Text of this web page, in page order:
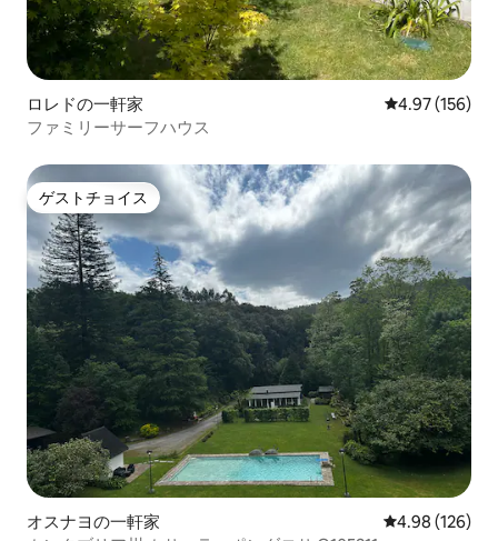
ロレドの一軒家 レビュー156
4.97 (156)
ファミリーサーフハウス
ゲストチョイス
ゲストチョイス
オスナヨの一軒家 レビュー126
4.98 (126)